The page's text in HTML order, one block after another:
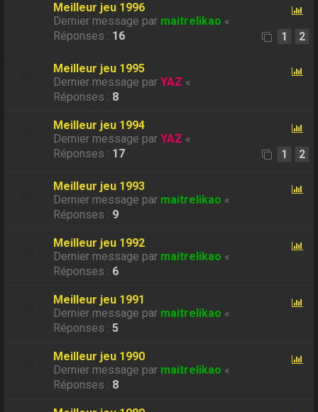
Meilleur jeu 1996
Dernier message par maitrelikao «
Réponses : 16 1 2
Meilleur jeu 1995
Dernier message parYAZ «
Réponses : 8
Meilleur jeu 1994
Dernier message parYAZ «
Réponses : 17 1 2
Meilleur jeu 1993
Dernier message par maitrelikao «
Réponses : 9
Meilleur jeu 1992
Dernier message par maitrelikao «
Réponses : 6
Meilleur jeu 1991
Dernier message par maitrelikao «
Réponses :5
Meilleur jeu 1990
Dernier message par maitrelikao «
Réponses : 8